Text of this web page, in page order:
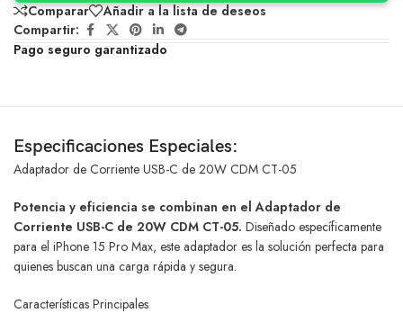
Comparar
Añadir a la lista de deseos
Compartir:
Pago seguro garantizado
Especificaciones Especiales:
Adaptador de Corriente USB-C de 20W CDM CT-05
Potencia y eficiencia se combinan en el Adaptador de
Corriente USB-C de 20W CDM CT-05. Diseñado específicamente
para el iPhone 15 Pro Max, este adaptador es la solución perfecta para
quienes buscan una carga rápida y segura.
Características Principales